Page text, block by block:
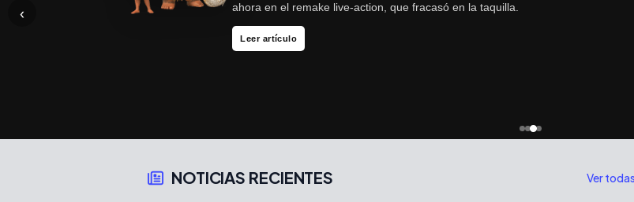
ahora en el remake live-action, que fracasó en la taquilla.
Leer artículo
‹
NOTICIAS RECIENTES Ver todas